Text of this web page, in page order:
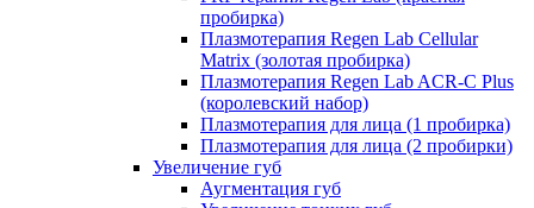
пробирка)
Плазмотерапия Regen Lab Cellular
Matrix (золотая пробирка)
Плазмотерапия Regen Lab ACR-C Plus
(королевский набор)
Плазмотерапия для лица (1 пробирка)
Плазмотерапия для лица (2 пробирки)
Увеличение губ
Аугментация губ